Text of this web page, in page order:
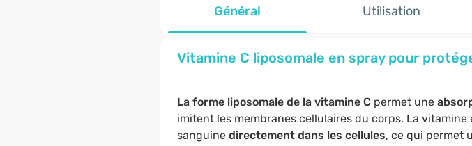
Général Utilisation
Vitamine C liposomale en spray pour
La forme liposomale de la vitamine C permet une
imitent les membranes cellulaires du corps. La
sanguine directement dans les cellules, ce qui permet